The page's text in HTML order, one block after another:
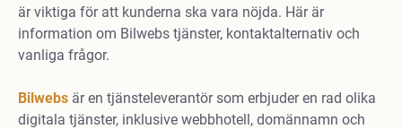
är viktiga för att kunderna ska vara nöjda. Här är
information om Bilwebs tjänster, kontaktalternativ och
vanliga frågor.
Bilwebs är en tjänsteleverantör som erbjuder en rad olika
digitala tjänster, inklusive webbhotell, domännamn och